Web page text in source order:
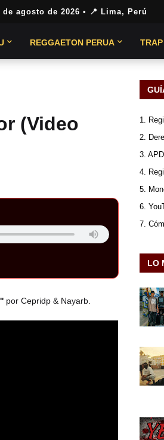
de agosto de 2026 • 📍 Lima, Perú
REGGAETON PERUA
(Video
por Cepridp & Nayarb.
1.
2.
3.
4.
5.
6.
7.
LO